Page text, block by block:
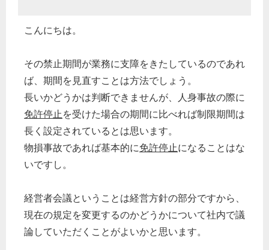
こんにちは。
その禁止期間が業務に支障をきたしているのであれ
ば、期間を見直すことは方法でしょう。
長いかどうかは判断できませんが、人身事故の際に
免許停止を受けた場合の期間に比べれば制限期間は
長く設定されているとは思います。
物損事故であれば基本的に免許停止になることはな
いですし。
経営者会議ということは経営方針の部分ですから、
現在の規定を変更するのかどうかについて社内で議
論していただくことがよいかと思います。